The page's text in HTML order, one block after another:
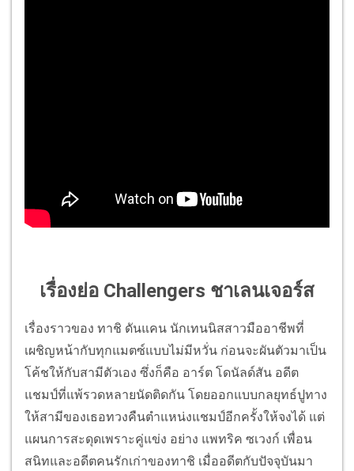
เรื่องย่อ Challengers ชาเลนเจอร์ส
เรื่องราวของ ทาชิ ดันแคน นักเทนนิสสาวมืออาชีพที่
เผชิญหน้ากับทุกแมตซ์แบบไม่มีหวั่น ก่อนจะผันตัวมาเป็น
โค้ชให้กับสามีตัวเอง ซึ่งก็คือ อาร์ต โดนัลด์สัน อดีต
แชมป์ที่แพ้รวดหลายนัดติดกัน โดยออกแบบกลยุทธ์ปูทาง
ให้สามีของเธอทวงคืนตำแหน่งแชมป์อีกครั้งให้จงได้ แต่
แผนการสะดุดเพราะคู่แข่ง อย่าง แพทริค ซเวงก์ เพื่อน
สนิทและอดีตคนรักเก่าของทาชิ เมื่ออดีตกับปัจจุบันมา